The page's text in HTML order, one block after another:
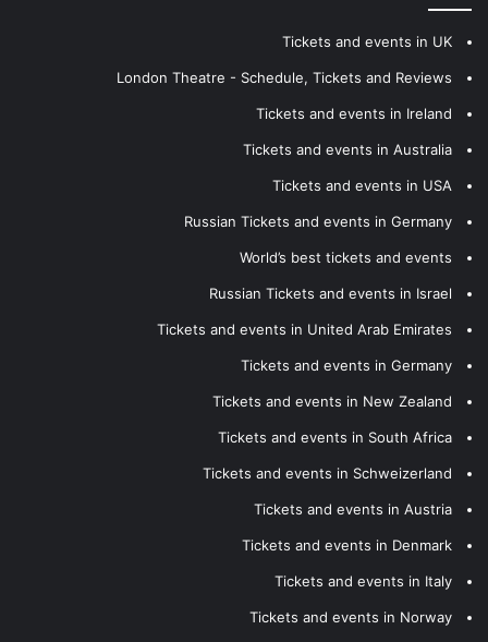
Tickets and events in UK
London Theatre - Schedule, Tickets and Reviews
Tickets and events in Ireland
Tickets and events in Australia
Tickets and events in USA
Russian Tickets and events in Germany
World’s best tickets and events
Russian Tickets and events in Israel
Tickets and events in United Arab Emirates
Tickets and events in Germany
Tickets and events in New Zealand
Tickets and events in South Africa
Tickets and events in Schweizerland
Tickets and events in Austria
Tickets and events in Denmark
Tickets and events in Italy
Tickets and events in Norway